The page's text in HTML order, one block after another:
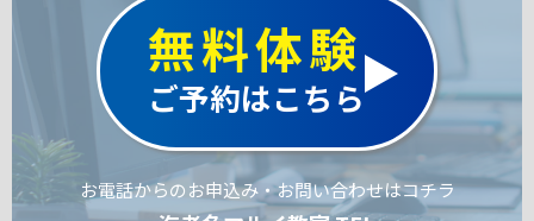
無料体験
ご予約はこちら
お電話からのお申込み・お問い合わせはコチラ